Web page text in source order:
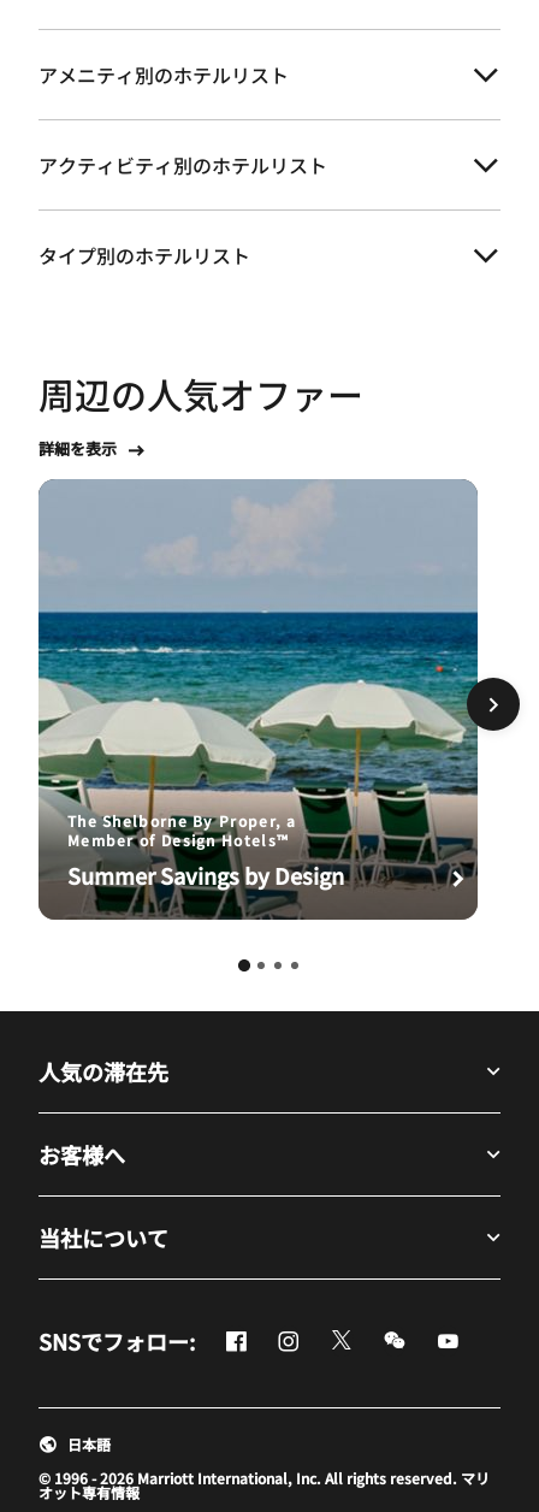
アメニティ別のホテルリスト
アクティビティ別のホテルリスト
タイプ別のホテルリスト
周辺の人気オファー
詳細を表示
The Shelborne By Proper, a
Member of Design Hotels™
Summer Savings by Design
人気の滞在先
お客様へ
当社について
SNSでフォロー: Facebook
新しいウィンドウで開く
Instagram
新しいウィンドウで開く
Twitter
新しいウィンドウで開
Messenger
新しいウィンド
新しいウ
© 1996 - 2026 Marriott International, Inc. All rights reserved. マリ
オット専有情報
日本語